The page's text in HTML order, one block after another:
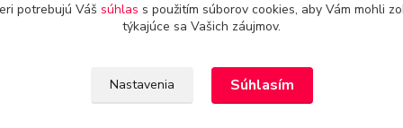
potrebujú Váš súhlas s použitím súborov cookies, aby Vám mohli
týkajúce sa Vašich záujmov.
Nastavenia Súhlasím